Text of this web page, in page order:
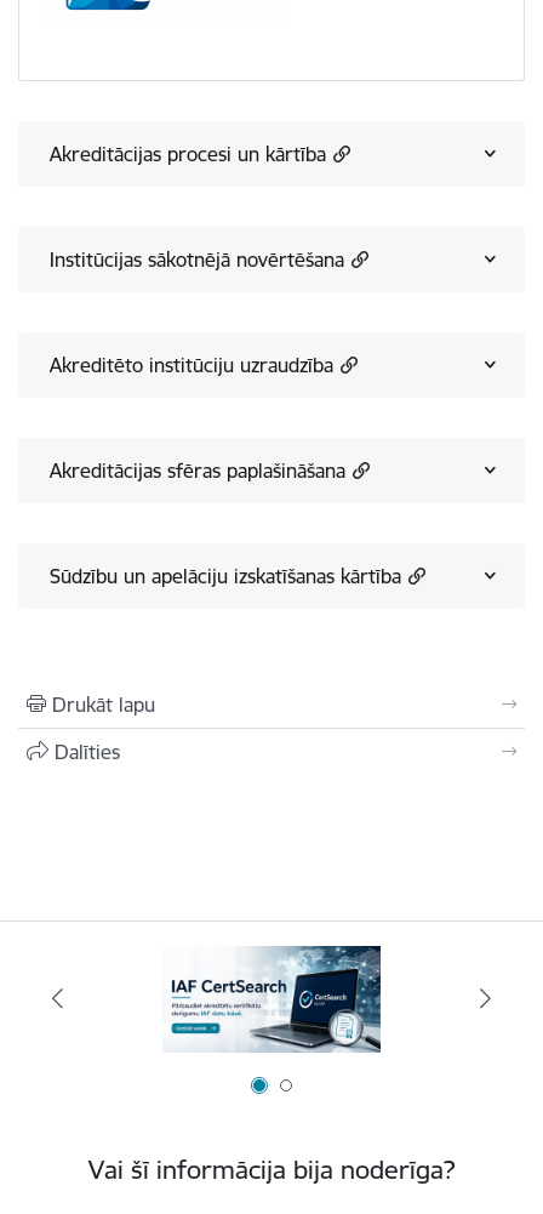
Akreditācijas procesi un kārtība
Institūcijas sākotnējā novērtēšana
Akreditēto institūciju uzraudzība
Akreditācijas sfēras paplašināšana
Sūdzību un apelāciju izskatīšanas kārtība
Drukāt lapu
Dalīties
Vai šī informācija bija noderīga?